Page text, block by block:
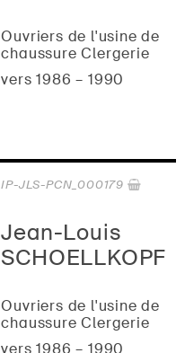
Ouvriers de l'usine de
chaussure Clergerie
vers 1986 – 1990
Jean-Louis
SCHOELLKOPF
Ouvriers de l'usine de
chaussure Clergerie
vers 1986 – 1990
IP-JLS-PCN_000179